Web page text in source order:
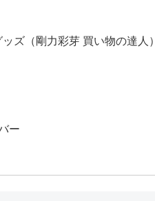
ズ（剛力彩芽 買い物の達人）
ー